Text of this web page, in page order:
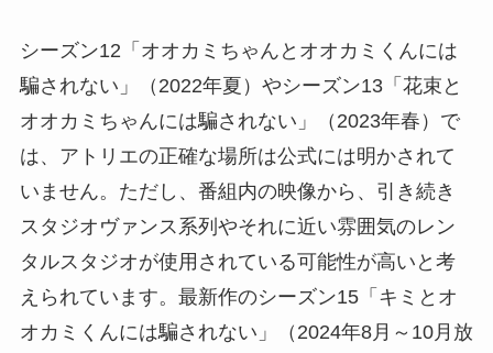
シーズン12「オオカミちゃんとオオカミくんには
騙されない」（2022年夏）やシーズン13「花束と
オオカミちゃんには騙されない」（2023年春）で
は、アトリエの正確な場所は公式には明かされて
いません。ただし、番組内の映像から、引き続き
スタジオヴァンス系列やそれに近い雰囲気のレン
タルスタジオが使用されている可能性が高いと考
えられています。最新作のシーズン15「キミとオ
オカミくんには騙されない」（2024年8月～10月放